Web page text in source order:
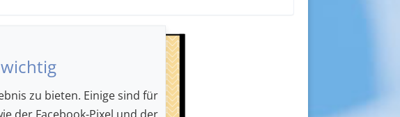
zu bieten. Einige sind für
der Facebook-Pixel und der